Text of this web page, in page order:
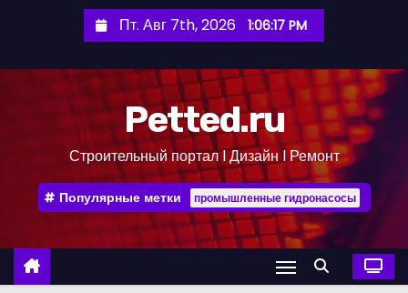
Пт. Авг 7th, 2026 1:06:18 PM
Petted.ru
Строительный портал l Дизайн l Ремонт
Популярные метки промышленные гидронасосы